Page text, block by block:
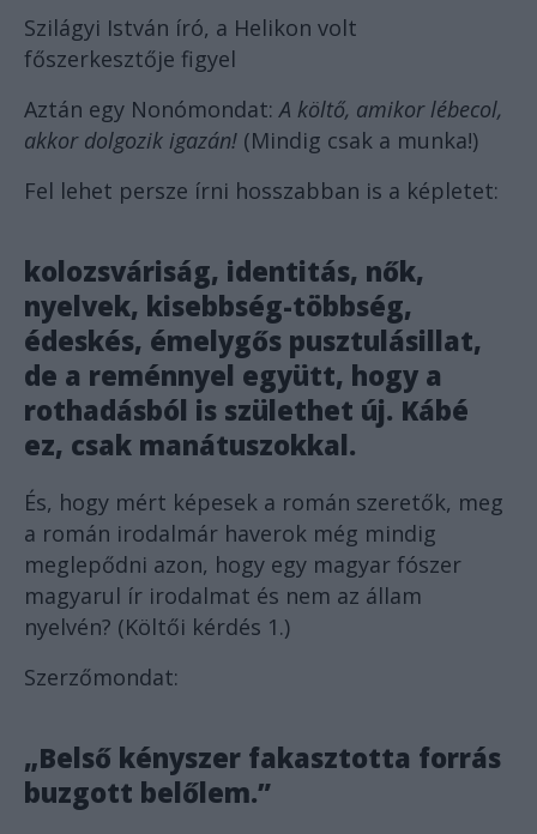
Szilágyi István író, a Helikon volt
főszerkesztője figyel
Aztán egy Nonómondat: A költő, amikor lébecol,
akkor dolgozik igazán! (Mindig csak a munka!)
Fel lehet persze írni hosszabban is a képletet:
kolozsváriság, identitás, nők,
nyelvek, kisebbség-többség,
édeskés, émelygős pusztulásillat,
de a reménnyel együtt, hogy a
rothadásból is születhet új. Kábé
ez, csak manátuszokkal.
És, hogy mért képesek a román szeretők, meg
a román irodalmár haverok még mindig
meglepődni azon, hogy egy magyar fószer
magyarul ír irodalmat és nem az állam
nyelvén? (Költői kérdés 1.)
Szerzőmondat:
„Belső kényszer fakasztotta forrás
buzgott belőlem.”